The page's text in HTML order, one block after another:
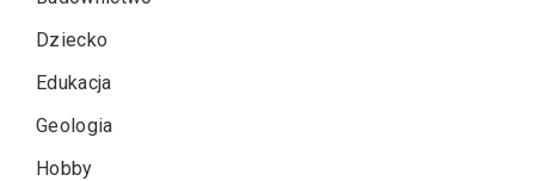
Dziecko
Edukacja
Geologia
Hobby